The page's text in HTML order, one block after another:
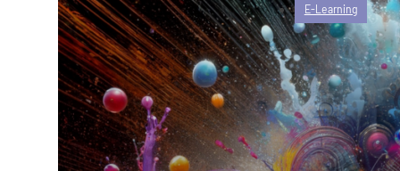
E-Learning